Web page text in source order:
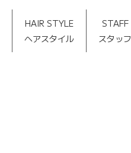
HAIR STYLE
ヘアスタイル
STAFF
スタッフ